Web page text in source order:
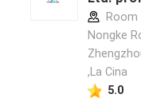
Room
Nongke
,La Cina
5.0